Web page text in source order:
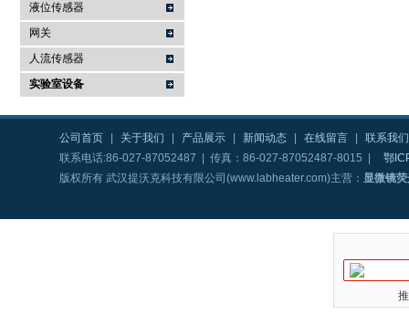
液位传感器
网关
人流传感器
实验室设备
公司首页 关于我们 产品展示 新闻动态 在线留言
联系我们
联系电话:86-027-87052487 | 传真：86-027-87052487-8015 |
鄂
版权所有 武汉提沃克科技有限公司(www.labheater.com)主营： 显微镜